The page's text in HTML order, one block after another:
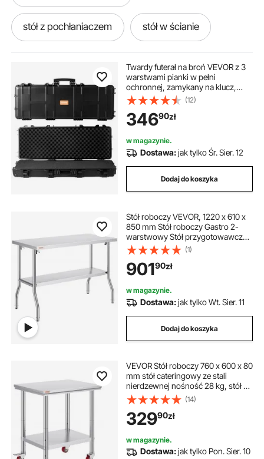
stół z pochłaniaczem stół w ścianie
stół do szlifowania
stół warsztatowy zaciskowy
stół balkonowy składany grill na stół
stół warsztatowy nożycowy stół taśmowy
stół roboczy mobilny
Twardy futerał na broń VEVOR z 3
warstwami pianki w pełni
ochronnej, zamykany na klucz,
wodoodporny i zwijany, do
karabinów lub strzelb o długości
109 cm
(12)
34690zł
w magazynie.
Dostawa:jak tylko Śr. Sier. 12
Dodaj do koszyka
Stół roboczy VEVOR, 1220 x 610 x
850 mm Stół roboczy Gastro 2-
warstwowy Stół przygotowawczy
ze stali nierdzewnej Stół gastro, stół
do przygotowywania żywności w
kuchni komercyjnej Stół kuchenny
do żywności Stół ze stali
nierdzewnej
(1)
90190zł
w magazynie.
Dostawa:jak tylko Wt. Sier. 11
Dodaj do koszyka
VEVOR Stół roboczy 760 x 600 x 80
mm stół cateringowy ze stali
nierdzewnej nośność 28 kg, stół do
przygotowywania posiłków z
najazdem Komercyjny stół roboczy
do baru kuchennego 4 regulowane
nóżki
(14)
32990zł
w magazynie.
Dostawa:jak tylko Pon. Sier. 10